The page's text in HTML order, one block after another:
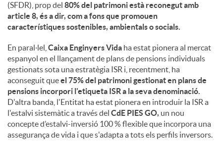
(SFDR), prop del 80% del patrimoni està reconegut amb
article 8, és a dir, com a fons que promouen
característiques sostenibles, ambientals o socials.
En paral·lel, Caixa Enginyers Vida ha estat pionera al mercat
espanyol en el llançament de plans de pensions individuals
gestionats sota una estratègia ISR i, recentment, ha
aconseguit queel 75% del patrimoni gestionat en plans de
pensions incorpori l'etiqueta ISR a la seva denominació.
D'altra banda, l'Entitat ha estat pionera en introduir la ISR a
l'estalvi sistemàtic a través del CdE PIES GO, un nou
concepte d’estalvi-inversió 100 % flexible que incorpora una
assegurança de vida i que s'adapta a tots els perfils inversors.